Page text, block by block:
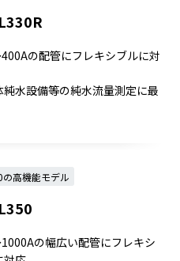
の配管にフレキシブルに対
純水設備等の純水流量測定に最
の高機能モデル
の幅広い配管にフレキシ